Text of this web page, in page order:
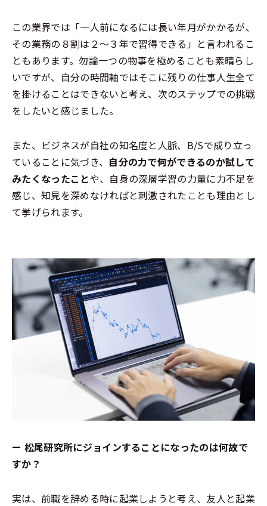
この業界では「一人前になるには長い年月がかかるが、
その業務の８割は２〜３年で習得できる」と言われるこ
ともあります。勿論一つの物事を極めることも素晴らし
いですが、自分の時間軸ではそこに残りの仕事人生全て
を掛けることはできないと考え、次のステップでの挑戦
をしたいと感じました。
また、ビジネスが自社の知名度と人脈、B/Sで成り立っ
ていることに気づき、 自分の力で何ができるのか試して
みたくなったことや、自身の深層学習の力量に力不足を
感じ、知見を深めなければと刺激されたことも理由とし
て挙げられます。
ー 松尾研究所にジョインすることになったのは何故で
すか？
実は、前職を辞める時に起業しようと考え、友人と起業